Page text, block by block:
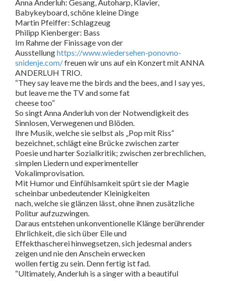
Anna Anderluh: Gesang, Autoharp, Klavier,
Babykeyboard, schöne kleine Dinge
Martin Pfeiffer: Schlagzeug
Philipp Kienberger: Bass
Im Rahme der Finissage von der
Ausstellunghttps://www.wiedersehen-ponovno-
snidenje.com/freuen wir uns auf ein Konzert mit ANNA
ANDERLUH TRIO.
“They say leave me the birds and the bees, and I say yes,
but leave me the TV and some fat
cheese too”
So singt Anna Anderluh von der Notwendigkeit des
Sinnlosen, Verwegenen und Blöden.
Ihre Musik, welche sie selbst als „Pop mit Riss“
bezeichnet, schlägt eine Brücke zwischen zarter
Poesie und harter Sozialkritik; zwischen zerbrechlichen,
simplen Liedern und experimenteller
Vokalimprovisation.
Mit Humor und Einfühlsamkeit spürt sie der Magie
scheinbar unbedeutender Kleinigkeiten
nach, welche sie glänzen lässt, ohne ihnen zusätzliche
Politur aufzuzwingen.
Daraus entstehen unkonventionelle Klänge berührender
Ehrlichkeit, die sich über Eile und
Effekthascherei hinwegsetzen, sich jedesmal anders
zeigen und nie den Anschein erwecken
wollen fertig zu sein. Denn fertig ist fad.
“Ultimately, Anderluh is a singer with a beautiful